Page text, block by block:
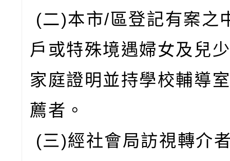
(二)本市/區登記有案之
戶或特殊境遇婦女及兒
家庭證明並持學校輔導
薦者。
(三)經社會局訪視轉介